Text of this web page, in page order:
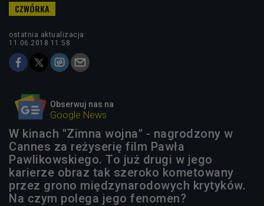
ostatnia aktualizacja:
11.06.2018 11:58
Obserwuj nas na
Google News
W kinach "Zimna wojna" - nagrodzony w
Cannes za reżyserię film Pawła
Pawlikowskiego. To już drugi w jego
karierze obraz tak szeroko kometowany
przez grono międzynarodowych krytyków.
Na czym polega jego fenomen?